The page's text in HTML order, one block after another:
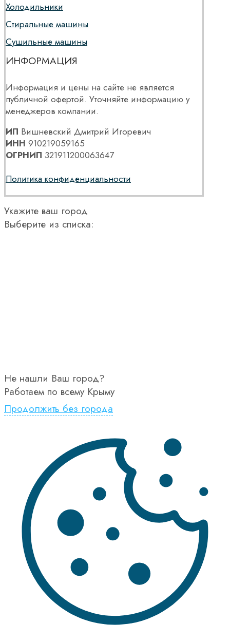
Холодильники
Стиральные машины
Сушильные машины
ИНФОРМАЦИЯ
Информация и цены на сайте не является
публичной офертой. Уточняйте информацию у
менеджеров компании.
ИП Вишневский Дмитрий Игоревич
ИНН 910219059165
ОГРНИП 321911200063647
Политика конфиденциальности
Укажите ваш город
Выберите из списка:
Не нашли Ваш город?
Работаем по всему Крыму
Продолжить без города